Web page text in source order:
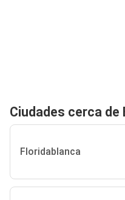
Ciudades cerca de
Floridablanca